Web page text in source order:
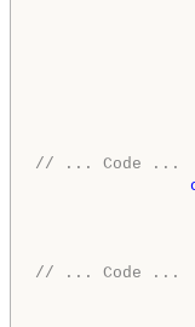
// ... Code ...
// ... Code ...